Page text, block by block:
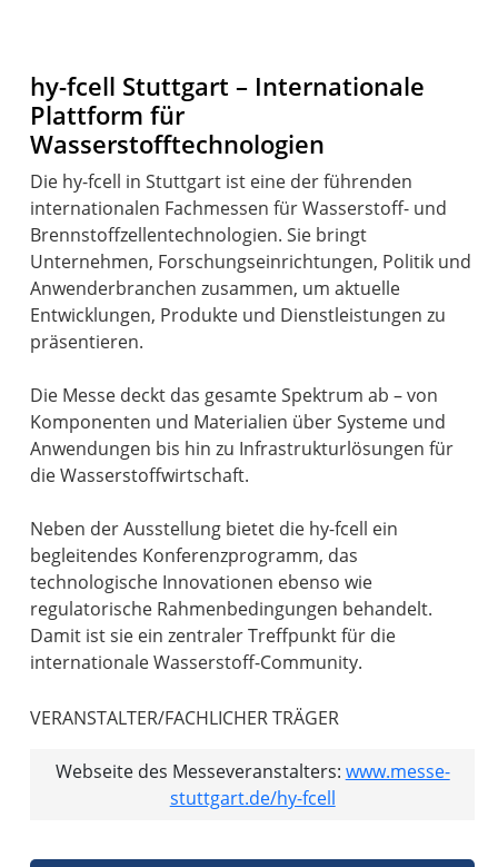
hy-fcell Stuttgart – Internationale
Plattform für
Wasserstofftechnologien
Die hy-fcell in Stuttgart ist eine der führenden
internationalen Fachmessen für Wasserstoff- und
Brennstoffzellentechnologien. Sie bringt
Unternehmen, Forschungseinrichtungen, Politik und
Anwenderbranchen zusammen, um aktuelle
Entwicklungen, Produkte und Dienstleistungen zu
präsentieren.
Die Messe deckt das gesamte Spektrum ab – von
Komponenten und Materialien über Systeme und
Anwendungen bis hin zu Infrastrukturlösungen für
die Wasserstoffwirtschaft.
Neben der Ausstellung bietet die hy-fcell ein
begleitendes Konferenzprogramm, das
technologische Innovationen ebenso wie
regulatorische Rahmenbedingungen behandelt.
Damit ist sie ein zentraler Treffpunkt für die
internationale Wasserstoff-Community.
VERANSTALTER/FACHLICHER TRÄGER
Webseite des Messeveranstalters: www.messe-
stuttgart.de/hy-fcell